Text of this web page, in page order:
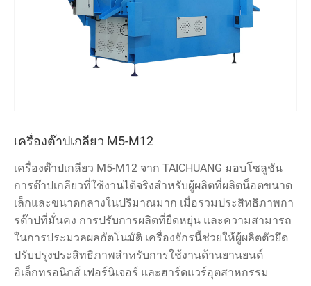
เครื่องต๊าปเกลียว M5-M12
เครื่องต๊าปเกลียว M5-M12 จาก TAICHUANG มอบโซลูชัน
การต๊าปเกลียวที่ใช้งานได้จริงสำหรับผู้ผลิตที่ผลิตน็อตขนาด
เล็กและขนาดกลางในปริมาณมาก เมื่อรวมประสิทธิภาพกา
รต๊าปที่มั่นคง การปรับการผลิตที่ยืดหยุ่น และความสามารถ
ในการประมวลผลอัตโนมัติ เครื่องจักรนี้ช่วยให้ผู้ผลิตตัวยึด
ปรับปรุงประสิทธิภาพสำหรับการใช้งานด้านยานยนต์
อิเล็กทรอนิกส์ เฟอร์นิเจอร์ และฮาร์ดแวร์อุตสาหกรรม